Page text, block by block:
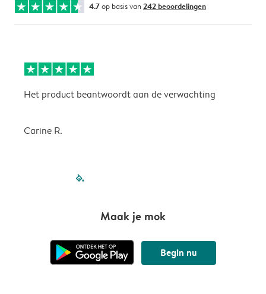
4.7op basis van 242 beoordelingen
Het product beantwoordt aan de verwachting
Carine R.
filled-pagination
Maak je mok
Begin nu